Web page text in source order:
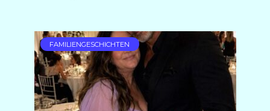
FAMILIENGESCHICHTEN